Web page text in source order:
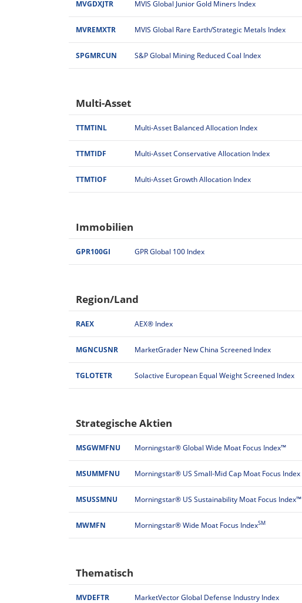
MVGDXJTR MVIS Global Junior Gold Miners Index
MVREMXTR MVIS Global Rare Earth/Strategic Metals Index
SPGMRCUN S&P Global Mining Reduced Coal Index
Multi-Asset
TTMTINL Multi-Asset Balanced Allocation Index
TTMTIDF Multi-Asset Conservative Allocation Index
TTMTIOF Multi-Asset Growth Allocation Index
Immobilien
GPR100GI GPR Global 100 Index
Region/Land
RAEX AEX® Index
MGNCUSNR MarketGrader New China Screened Index
TGLOTETR Solactive European Equal Weight Screened Index
Strategische Aktien
MSGWMFNU Morningstar® Global Wide Moat Focus Index™
MSUMMFNU Morningstar® US Small-Mid Cap Moat Focus Index
MSUSSMNU Morningstar® US Sustainability Moat Focus Index™
MWMFN Morningstar® Wide Moat Focus IndexSM
Thematisch
MVDEFTR MarketVector Global Defense Industry Index